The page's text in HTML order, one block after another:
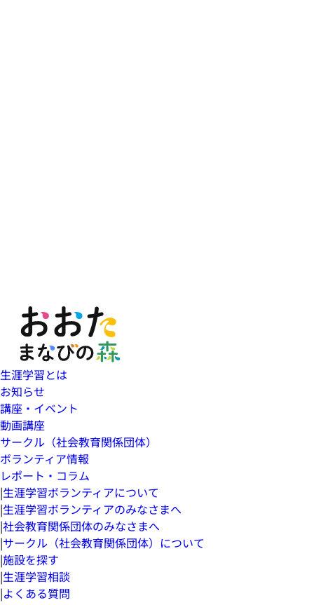
生涯学習とは
お知らせ
講座・イベント
動画講座
サークル（社会教育関係団体）
ボランティア情報
レポート・コラム
|生涯学習ボランティアについて
|生涯学習ボランティアのみなさまへ
|社会教育関係団体のみなさまへ
|サークル（社会教育関係団体）について
|施設を探す
|生涯学習相談
|よくある質問